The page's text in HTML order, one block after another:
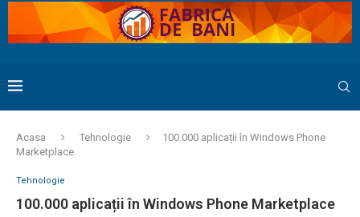
Acasa Tehnologie
100.000 aplicații în Windows Phone
Marketplace
Tehnologie
100.000 aplicații în Windows Phone Marketplace